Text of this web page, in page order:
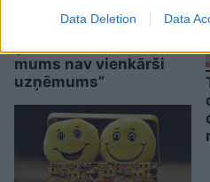
Data Deletion Data
piedāvā vēl nedzirdētu
risinājumu “airBaltic”
mums nav vienkārši
uzņēmums”